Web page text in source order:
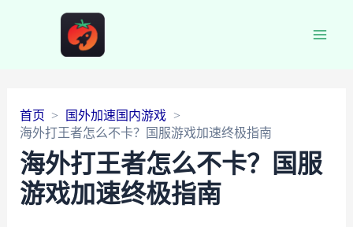
首页
国外加速国内游戏
海外打王者怎么不卡？国服游戏加速终极指南
海外打王者怎么不卡？国服
游戏加速终极指南